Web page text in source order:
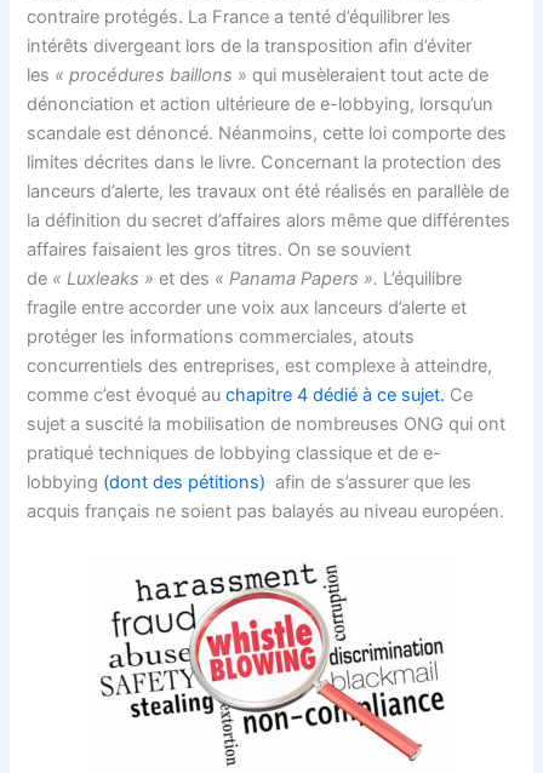
contraire protégés. La France a tenté d’équilibrer les
intérêts divergeant lors de la transposition afin d’éviter
les « procédures baillons » qui musèleraient tout acte de
dénonciation et action ultérieure de e-lobbying, lorsqu’un
scandale est dénoncé. Néanmoins, cette loi comporte des
limites décrites dans le livre. Concernant la protection des
lanceurs d’alerte, les travaux ont été réalisés en parallèle de
la définition du secret d’affaires alors même que différentes
affaires faisaient les gros titres. On se souvient
de « Luxleaks » et des « Panama Papers ». L’équilibre
fragile entre accorder une voix aux lanceurs d’alerte et
protéger les informations commerciales, atouts
concurrentiels des entreprises, est complexe à atteindre,
comme c’est évoqué au chapitre 4 dédié à ce sujet. Ce
sujet a suscité la mobilisation de nombreuses ONG qui ont
pratiqué techniques de lobbying classique et de e-
lobbying (dont des pétitions)afin de s’assurer que les
acquis français ne soient pas balayés au niveau européen.